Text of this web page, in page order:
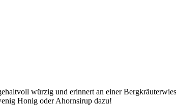
würzig und erinnert an einer
Honig oder Ahornsirup dazu!